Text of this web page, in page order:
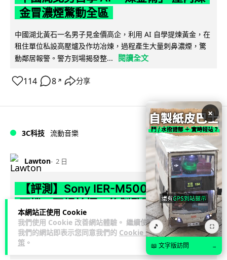
本網站正使用 Cookie
我們使用 Cookie 改善網站體驗。 繼續使用
我們的網站即表示您同意我們的 Cookie 政
策 。
金冒濃煙驚動全區
中國湖北黃石一名男子見金價高企，利用 AI 自學提煉黃金，在
租住單位私設高壓爐及作坊冶煉，過程產生大量刺鼻濃煙，驚
動鄰居報警。警方到場揭發整...
閱讀全文
114 8 ↗ 分享
3C科技 流動音樂
Lawton 2 日 89
【評測】Sony IER-M500 入耳式監聽
耳機：現場拍攝、後製監聽與人聲利器
談到專業混音專用的聲音監聽耳機，Sony 經典 MDR-7506 到
MDR-M1 專業錄音室耳機都為人熟悉。而現在舞台製作者與創
意影像製作...
×
🎵 ⛶
📖 文字版訪問 →